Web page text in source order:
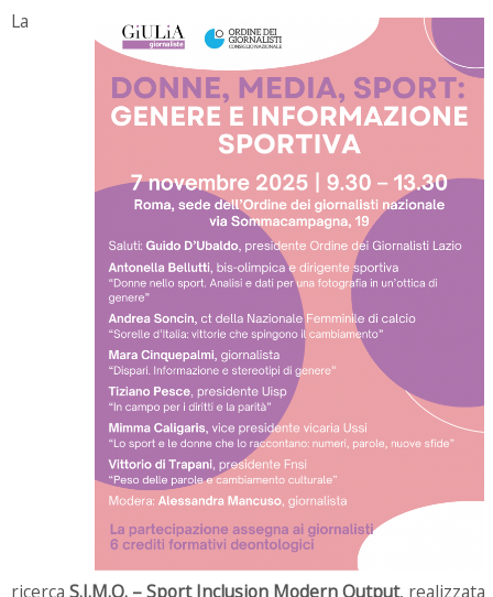
La
ricerca S.I.M.O. – Sport Inclusion Modern Output, realizzata